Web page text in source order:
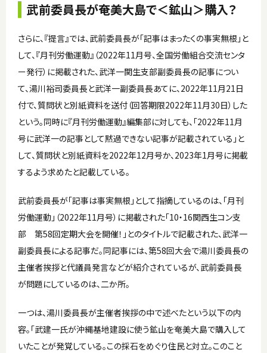
武前委員長が奄美大島で＜鉱山＞購入？
さらに、『提言』では、武前委員長が「記事はまったくの事実無根」と
して、『月刊労働運動』（2022年11月号、全国労働組合交流センタ
ー発行）に掲載された、武洋一関生支部副委員長の記事につい
て、湯川裕司委員長と武洋一副委員長あてに、2022年11月21日
付で、質問状と別紙資料を送付（回答期限2022年11月30日）した
という。同時に『月刊労働運動』編集部に対しても、「2022年11月
号に武洋一の記事として黙過できない記事が記載されている」と
して、質問状と別紙資料を2022年12月号か、2023年1月号に掲載
するよう求めたと記載している。
武前委員長が「記事は事実無根」として指摘しているのは、「月刊
労働運動」（2022年11月号）に掲載された「10・16関西生コン支
部 第58回定期大会を開催！」とのタイトルで記載された、武洋一
副委員長による記事だ。同記事には、第58回大会で湯川委員長の
主催者挨拶と代議員発言などが紹介されているが、武前委員長
が問題にしているのは、二か所。
一つは、湯川委員長が主催者挨拶の中で述べたという以下の内
容。「武建一氏が沖縄基地建設に使う鉱山を奄美大島で購入して
いたことが発覚している。この採石をめぐり住民と対立。このこと